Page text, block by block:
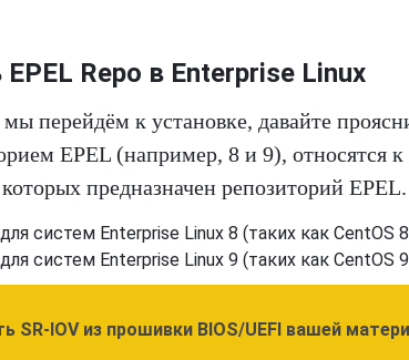
Repo в Enterprise Linux
перейдём к установке, давайте
EPEL (например, 8 и 9), относятся
предназначен репозиторий EPEL.
систем Enterprise Linux 8 (таких как CentOS
систем Enterprise Linux 9 (таких как CentOS
SR-IOV из прошивки BIOS/UEFI вашей